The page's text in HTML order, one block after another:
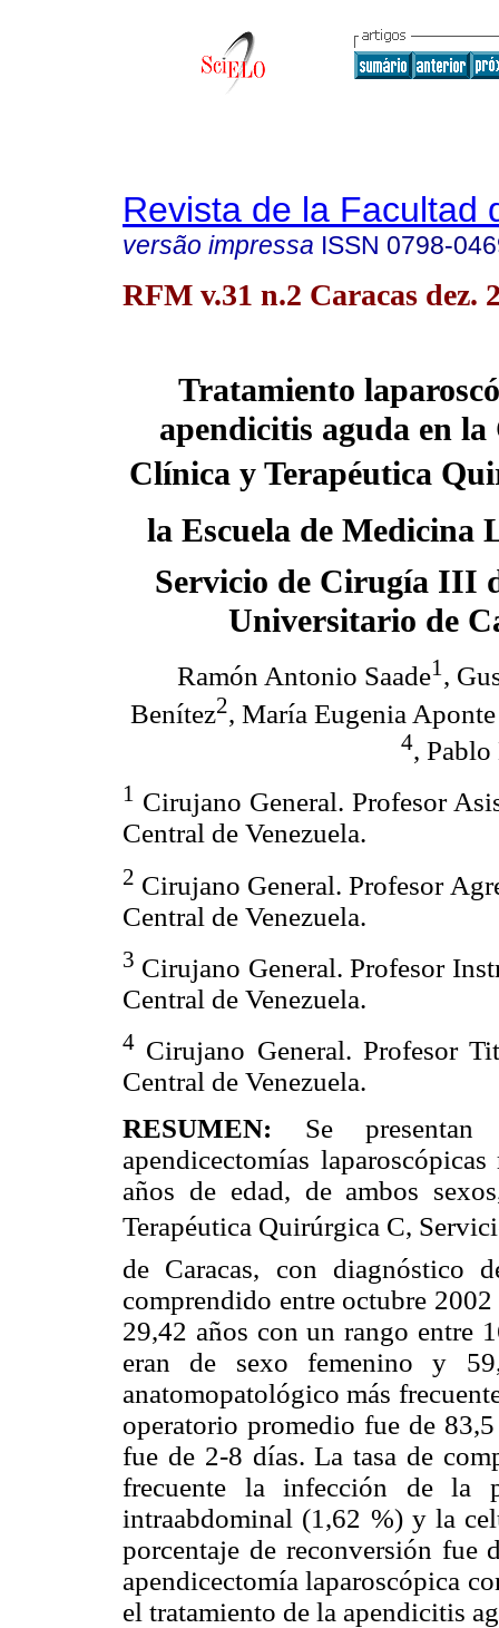
Revista de la Facultad
versão impressa ISSN 0798-
RFM v.31 n.2 Caracas dez.
Tratamiento
apendicitis aguda en la
Clínica y Terapéutica
la Escuela de Medicina
Servicio de Cirugía III
Universitario de
Ramón Antonio Saade1 ,
Benítez2, María Eugenia
4, Pablo
1 Cirujano General. Profesor
Central de Venezuela.
2 Cirujano General. Profesor
Central de Venezuela.
3 Cirujano General. Profesor
Central de Venezuela.
4 Cirujano General. Profesor
Central de Venezuela.
RESUMEN: Se presentan
apendicectomías
años de edad, de ambos
Terapéutica Quirúrgica C,
de Caracas, con diagnóstico
comprendido entre octubre
29,42 años con un rango entre
eran de sexo femenino y
anatomopatológico más
operatorio promedio fue de
fue de 2-8 días. La tasa de
frecuente la infección de la
intraabdominal (1,62 %) y la
porcentaje de reconversión
apendicectomía laparoscópica
el tratamiento de la apendicitis